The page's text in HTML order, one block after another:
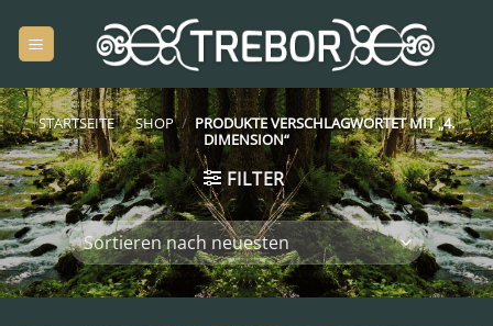
Inhalt
springen
STARTSEITE / SHOP / PRODUKTE VERSCHLAGWORTET MIT „4.
DIMENSION“
FILTER